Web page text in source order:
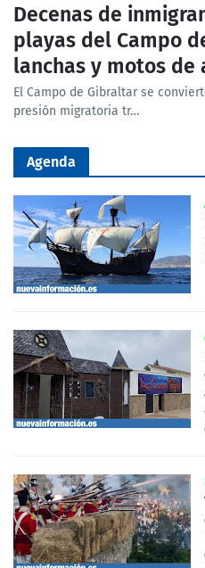
Decenas de
playas del Campo
lanchas y motos de
El Campo de Gibraltar se
presión migratoria tr…
Agenda